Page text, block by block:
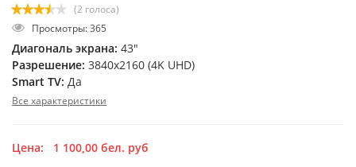
(2 голоса)
Просмотры: 365
Диагональ экрана: 43"
Разрешение: 3840x2160 (4K UHD)
Smart TV: Да
Все характеристики
Цена: 1 100,00 бел. руб